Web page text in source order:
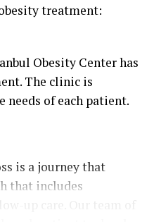
treatment:
Obesity Center has
The clinic is
of each patient.
is a journey that
that includes